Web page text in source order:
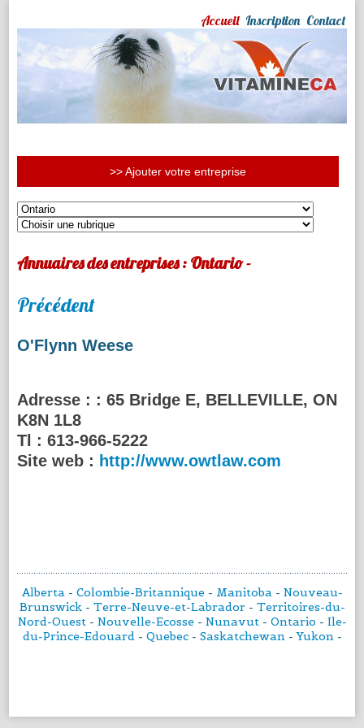
Accueil Inscription Contact
>> Ajouter votre entreprise
Annuaires des entreprises : Ontario -
Précédent
O'Flynn Weese
Adresse : : 65 Bridge E, BELLEVILLE, ON
K8N 1L8
Tl : 613-966-5222
Site web : http://www.owtlaw.com
Alberta- Colombie-Britannique- Manitoba- Nouveau-
Brunswick- Terre-Neuve-et-Labrador- Territoires-du-
Nord-Ouest- Nouvelle-Ecosse- Nunavut- Ontario - Ile-
du-Prince-Edouard- Quebec- Saskatchewan-Yukon-